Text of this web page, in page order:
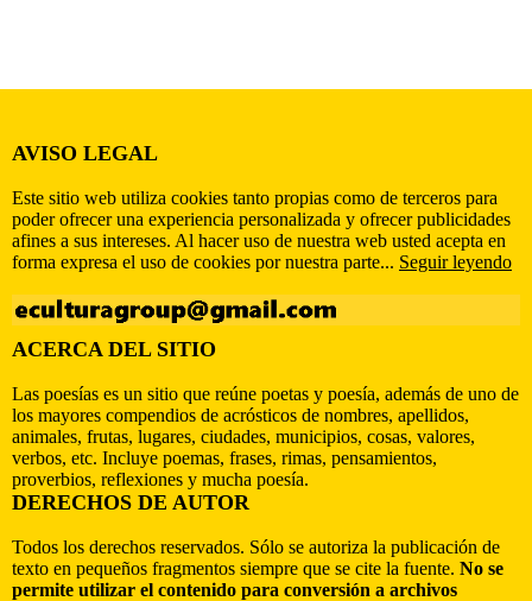
AVISO LEGAL
Este sitio web utiliza cookies tanto propias como de terceros para
poder ofrecer una experiencia personalizada y ofrecer publicidades
afines a sus intereses. Al hacer uso de nuestra web usted acepta en
forma expresa el uso de cookies por nuestra parte... Seguir leyendo
ACERCA DEL SITIO
Las poesías es un sitio que reúne poetas y poesía, además de uno de
los mayores compendios de acrósticos de nombres, apellidos,
animales, frutas, lugares, ciudades, municipios, cosas, valores,
verbos, etc. Incluye poemas, frases, rimas, pensamientos,
proverbios, reflexiones y mucha poesía.
DERECHOS DE AUTOR
Todos los derechos reservados. Sólo se autoriza la publicación de
texto en pequeños fragmentos siempre que se cite la fuente. No se
permite utilizar el contenido para conversión a archivos